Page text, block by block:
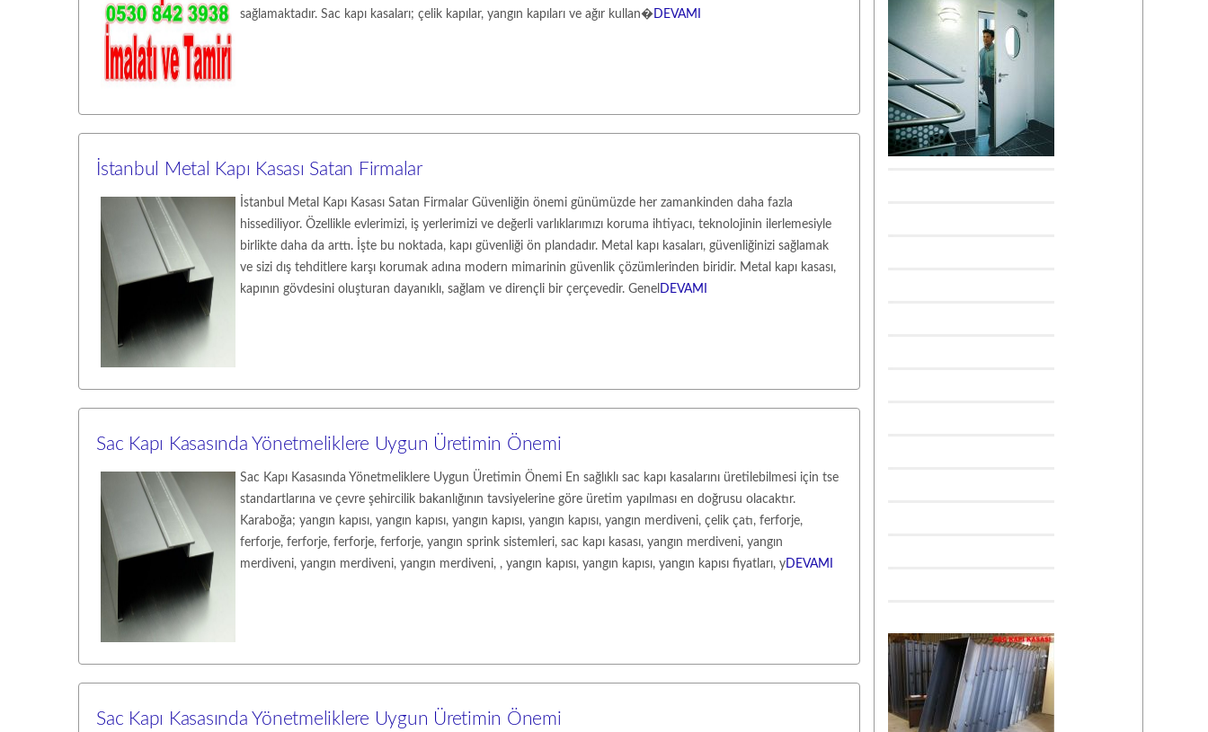
sağlamaktadır. Sac kapı kasaları; çelik kapılar, yangın kapıları ve ağır kullan�DEVAMI
İstanbul Metal Kapı Kasası Satan Firmalar
İstanbul Metal Kapı Kasası Satan Firmalar Güvenliğin önemi günümüzde her zamankinden daha fazla
hissediliyor. Özellikle evlerimizi, iş yerlerimizi ve değerli varlıklarımızı koruma ihtiyacı, teknolojinin ilerlemesiyle
birlikte daha da arttı. İşte bu noktada, kapı güvenliği ön plandadır. Metal kapı kasaları, güvenliğinizi sağlamak
ve sizi dış tehditlere karşı korumak adına modern mimarinin güvenlik çözümlerinden biridir. Metal kapı kasası,
kapının gövdesini oluşturan dayanıklı, sağlam ve dirençli bir çerçevedir. Genel DEVAMI
Sac Kapı Kasasında Yönetmeliklere Uygun Üretimin Önemi
Sac Kapı Kasasında Yönetmeliklere Uygun Üretimin Önemi En sağlıklı sac kapı kasalarını üretilebilmesi için tse
standartlarına ve çevre şehircilik bakanlığının tavsiyelerine göre üretim yapılması en doğrusu olacaktır.
Karaboğa; yangın kapısı, yangın kapısı, yangın kapısı, yangın kapısı, yangın merdiveni, çelik çatı, ferforje,
ferforje, ferforje, ferforje, ferforje, yangın sprink sistemleri, sac kapı kasası, yangın merdiveni, yangın
merdiveni, yangın merdiveni, yangın merdiveni, , yangın kapısı, yangın kapısı, yangın kapısı fiyatları, yDEVAMI
Sac Kapı Kasasında Yönetmeliklere Uygun Üretimin Önemi